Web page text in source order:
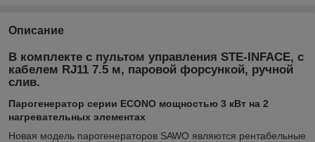
Описание
В комплекте с пультом управления STE-INFACE, с
кабелем RJ11 7.5 м, паровой форсункой, ручной
слив.
Парогенератор серии ECONO мощностью 3 кВт на 2
нагревательных элементах
Новая модель парогенераторов SAWO являются рентабельные